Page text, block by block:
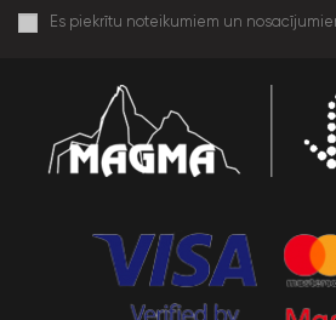
Es piekrītu noteikumiem un